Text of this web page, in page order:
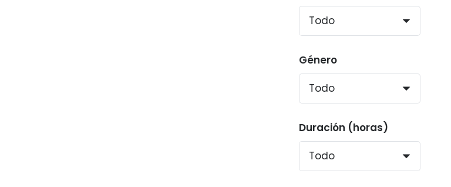
Género
Duración (horas)